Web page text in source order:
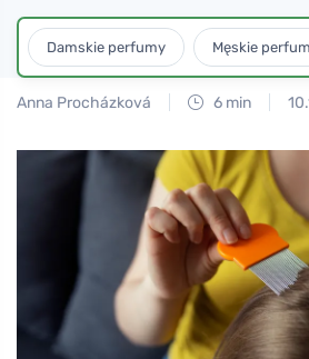
Damskie perfumy Męskie
Anna Procházková 6 min